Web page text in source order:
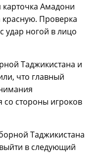
карточка Амадони
Проверка
удар ногой в лицо
Таджикистана и
что главный
стороны игроков
Таджикистана
в следующий